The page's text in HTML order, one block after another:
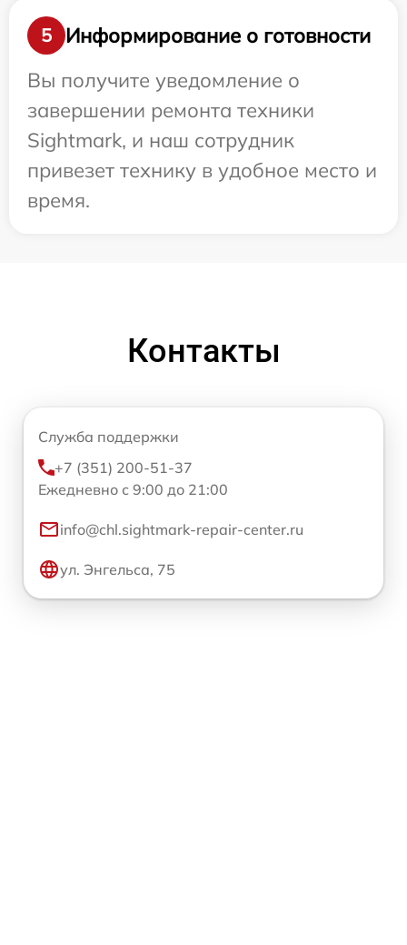
5
Информирование о готовности
Вы получите уведомление о
завершении ремонта техники
Sightmark, и наш сотрудник
привезет технику в удобное место и
время.
Контакты
Служба поддержки
+7 (351) 200-51-37
Ежедневно с 9:00 до 21:00
info@chl.sightmark-repair-center.ru
ул. Энгельса, 75